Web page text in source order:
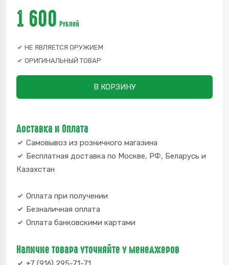
1 600 Рублей
НЕ ЯВЛЯЕТСЯ ОРУЖИЕМ
ОРИГИНАЛЬНЫЙ ТОВАР
В КОРЗИНУ
Доставка и Оплата
Самовывоз из розничного магазина
Бесплатная доставка по Москве, РФ, Беларусь и
Казахстан
Оплата при получении
Безналичная оплата
Оплата банковскими картами
Наличие товара уточняйте у менеджеров